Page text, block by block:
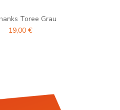
Toree Grau
19,00 €